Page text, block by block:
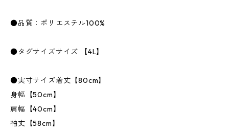
●品質：ポリエステル100%
●タグサイズサイズ 【4L】
●実寸サイズ着丈【80cm】
身幅【50cm】
肩幅【40cm】
袖丈【58cm】